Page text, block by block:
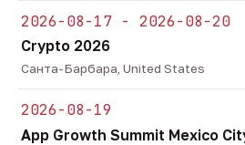
2026-08-17 - 2026-08-20
Crypto 2026
Санта-Барбара, United States
2026-08-19
App Growth Summit Mexico